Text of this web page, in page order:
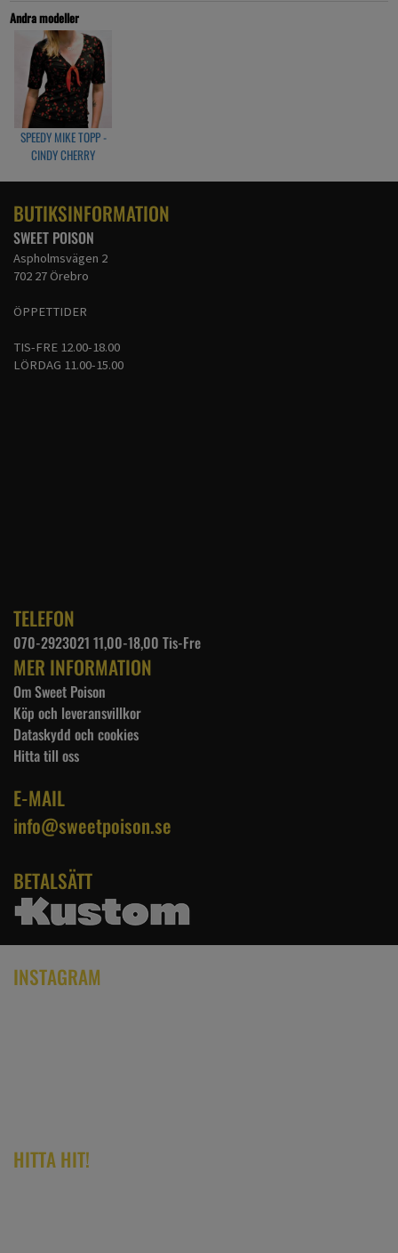
avhjälpa med en noppborttagare från t.ex. Clas Ohlson, Kjell & Co., Åhlens
Måttlist
storlek S/M
Byst: 90cm
Midja: 76cm
Topp längd från axel: 59cm
storlek L/XL
Byst: 94cm
Midja: 84cm
Andra modeller
SPEEDY MIKE TOPP -
CINDY CHERRY
BUTIKSINFORMATION
SWEET POISON
Aspholmsvägen 2
702 27 Örebro
ÖPPETTIDER
TIS-FRE 12.00-18.00
LÖRDAG 11.00-15.00
TELEFON
070-2923021 11,00-18,00 Tis-Fre
MER INFORMATION
Om Sweet Poison
Köp och leveransvillkor
Dataskydd och cookies
Hitta till oss
E-MAIL
info@sweetpoison.se
BETALSÄTT
INSTAGRAM
HITTA HIT!